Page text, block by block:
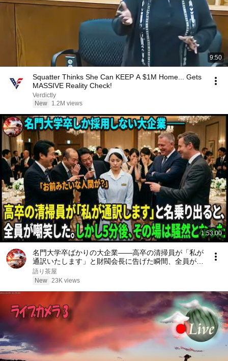
9:50
Squatter Thinks She Can KEEP A $1M Home... Gets
MASSIVE Reality Check!
Verdictly
New
1.2M views
1:53:00
名門大学卒ばかりの大企業――高卒の清掃員が「私が
通訳いたします」と財閥会長に告げた瞬間、全員が嘲
笑した。しかし5分後、その場は静まり返った。#動
エピソード#老後の物語 #家族の物語
語り茶屋
New 23K views